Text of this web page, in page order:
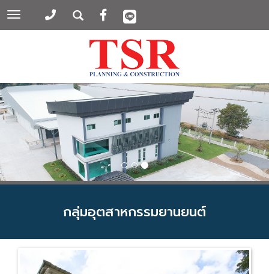
Toggle
navigation
กลุ่มอุตสาหกรรมยานยนต์